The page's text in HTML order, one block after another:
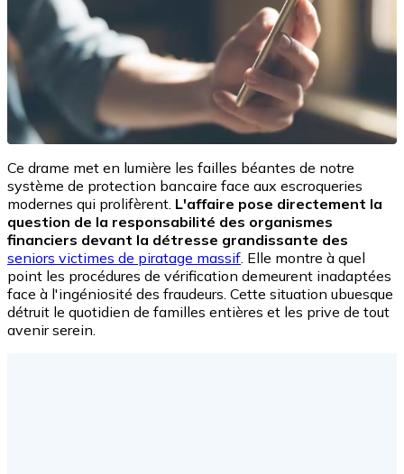
Ce drame met en lumière les failles béantes de notre
système de protection bancaire face aux escroqueries
modernes qui prolifèrent. L'affaire pose directement la
question de la responsabilité des organismes
financiers devant la détresse grandissante des
seniors victimes de piratage massif . Elle montre à quel
point les procédures de vérification demeurent inadaptées
face à l'ingéniosité des fraudeurs. Cette situation ubuesque
détruit le quotidien de familles entières et les prive de tout
avenir serein.